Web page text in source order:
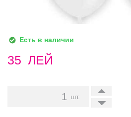
Есть в наличии
35 ЛЕЙ
+
-
шт.